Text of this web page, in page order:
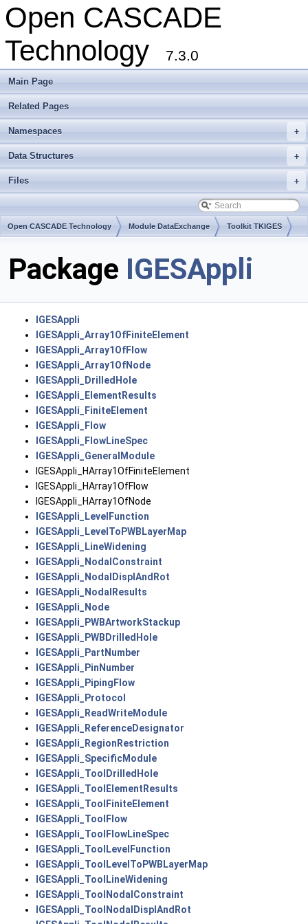
Open CASCADE
Technology
7.3.0
Main Page
Related Pages
+
Namespaces
+
Data Structures
+
Files
Open CASCADE Technology Module DataExchange Toolkit TKIGES
Package IGESAppli
IGESAppli
IGESAppli_Array1OfFiniteElement
IGESAppli_Array1OfFlow
IGESAppli_Array1OfNode
IGESAppli_DrilledHole
IGESAppli_ElementResults
IGESAppli_FiniteElement
IGESAppli_Flow
IGESAppli_FlowLineSpec
IGESAppli_GeneralModule
IGESAppli_HArray1OfFiniteElement
IGESAppli_HArray1OfFlow
IGESAppli_HArray1OfNode
IGESAppli_LevelFunction
IGESAppli_LevelToPWBLayerMap
IGESAppli_LineWidening
IGESAppli_NodalConstraint
IGESAppli_NodalDisplAndRot
IGESAppli_NodalResults
IGESAppli_Node
IGESAppli_PWBArtworkStackup
IGESAppli_PWBDrilledHole
IGESAppli_PartNumber
IGESAppli_PinNumber
IGESAppli_PipingFlow
IGESAppli_Protocol
IGESAppli_ReadWriteModule
IGESAppli_ReferenceDesignator
IGESAppli_RegionRestriction
IGESAppli_SpecificModule
IGESAppli_ToolDrilledHole
IGESAppli_ToolElementResults
IGESAppli_ToolFiniteElement
IGESAppli_ToolFlow
IGESAppli_ToolFlowLineSpec
IGESAppli_ToolLevelFunction
IGESAppli_ToolLevelToPWBLayerMap
IGESAppli_ToolLineWidening
IGESAppli_ToolNodalConstraint
IGESAppli_ToolNodalDisplAndRot